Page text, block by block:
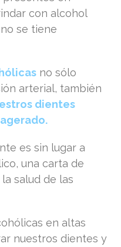
con alcohol
se tiene
no sólo
arterial, también
dientes
es sin lugar a
una carta de
salud de las
en altas
nuestros dientes y